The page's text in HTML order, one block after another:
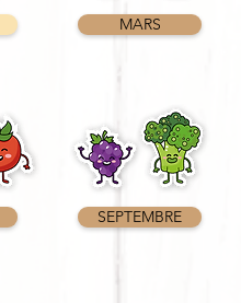
MARS
SEPTEMBRE